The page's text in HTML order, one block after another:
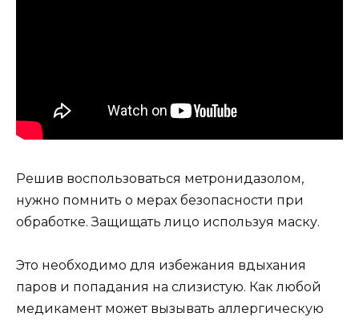
Решив воспользоваться метронидазолом,
нужно помнить о мерах безопасности при
обработке. Защищать лицо используя маску.
Это необходимо для избежания вдыхания
паров и попадания на слизистую. Как любой
медикамент может вызывать аллергическую